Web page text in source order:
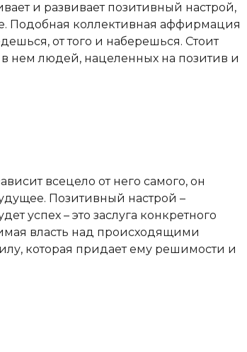
и развивает позитивный настрой,
Подобная коллективная аффирмация
от того и наберешься. Стоит
нем людей, нацеленных на позитив и
всецело от него самого, он
Позитивный настрой –
успех – это заслуга конкретного
власть над происходящими
которая придает ему решимости и